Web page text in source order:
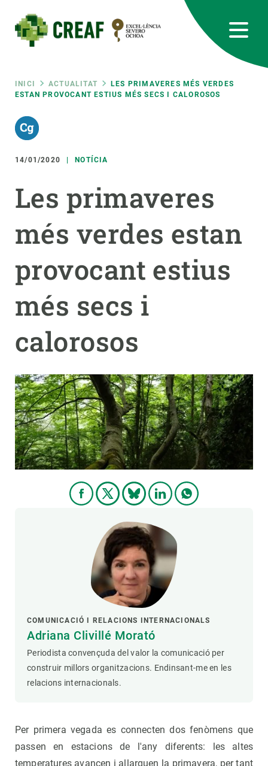
contingut
Fil
d'ariadna
INICI ACTUALITAT
LES PRIMAVERES MÉS VERDES
ESTAN PROVOCANT ESTIUS MÉS SECS I CALOROSOS
14/01/2020 NOTÍCIA
Les primaveres
més verdes estan
provocant estius
més secs i
calorosos
COMUNICACIÓ I RELACIONS INTERNACIONALS
Adriana Clivillé Morató
Periodista convençuda del valor la comunicació per
construir millors organitzacions. Endinsant-me en les
relacions internacionals.
Per primera vegada es connecten dos fenòmens que
passen en estacions de l'any diferents: les altes
temperatures avancen i allarguen la primavera, per tant
RRSS
Featured
responsive
INTRANET
Responsive
menu
RECERCA
CIÈNCIA EN ACCIÓ
UNEIX-TE A NOSALTRES
PARTICIPA